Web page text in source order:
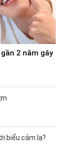
2 năm gây
biểu cảm lạ?